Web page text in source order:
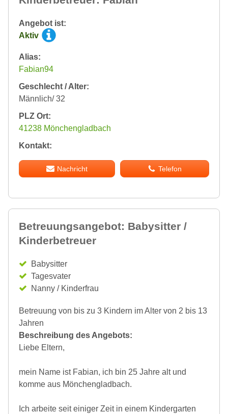
Angebot ist:
Aktiv
Alias:
Fabian94
Geschlecht / Alter:
Männlich/ 32
PLZ Ort:
41238 Mönchengladbach
Kontakt:
Nachricht Telefon
Betreuungsangebot: Babysitter /
Kinderbetreuer
Babysitter
Tagesvater
Nanny / Kinderfrau
Betreuung von bis zu 3 Kindern im Alter von 2 bis 13
Jahren
Beschreibung des Angebots:
Liebe Eltern,
mein Name ist Fabian, ich bin 25 Jahre alt und
komme aus Mönchengladbach.
Ich arbeite seit einiger Zeit in einem Kindergarten